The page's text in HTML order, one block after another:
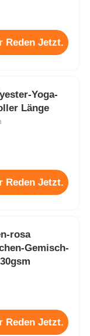
Reden Jetzt.
Yoga-
Länge
Reden Jetzt.
rosa
Gemisch-
Reden Jetzt.